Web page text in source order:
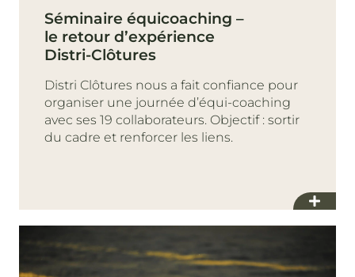
Séminaire équicoaching –
le retour d’expérience
Distri-Clôtures
Distri Clôtures nous a fait confiance pour
organiser une journée d’équi-coaching
avec ses 19 collaborateurs. Objectif : sortir
du cadre et renforcer les liens.